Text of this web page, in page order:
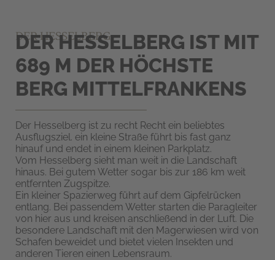
DER HESSELBERG
DER HESSELBERG IST MIT
689 M DER HÖCHSTE
BERG MITTELFRANKENS
Der Hesselberg ist zu recht Recht ein beliebtes
Ausflugsziel. ein kleine Straße führt bis fast ganz
hinauf und endet in einem kleinen Parkplatz.
Vom Hesselberg sieht man weit in die Landschaft
hinaus. Bei gutem Wetter sogar bis zur 186 km weit
entfernten Zugspitze.
Ein kleiner Spazierweg führt auf dem Gipfelrücken
entlang. Bei passendem Wetter starten die Paragleiter
von hier aus und kreisen anschließend in der Luft. Die
besondere Landschaft mit den Magerwiesen wird von
Schafen beweidet und bietet vielen Insekten und
anderen Tieren einen Lebensraum.